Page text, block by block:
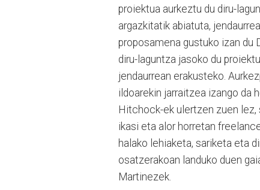
proiektua aurkeztu du diru-
argazkitatik abiatuta,
proposamena gustuko izan du
diru-laguntza jasoko du
jendaurrean erakusteko.
ildoarekin jarraitzea izango da
Hitchock-ek ulertzen zuen lez,
ikasi eta alor horretan
halako lehiaketa, sariketa eta
osatzerakoan landuko duen
Martinezek.